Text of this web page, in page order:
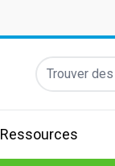
Trouver des
Ressources